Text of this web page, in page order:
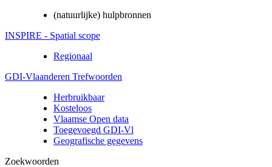
(natuurlijke) hulpbronnen
INSPIRE - Spatial scope
Regionaal
GDI-Vlaanderen Trefwoorden
Herbruikbaar
Kosteloos
Vlaamse Open data
Toegevoegd GDI-Vl
Geografische gegevens
Zoekwoorden